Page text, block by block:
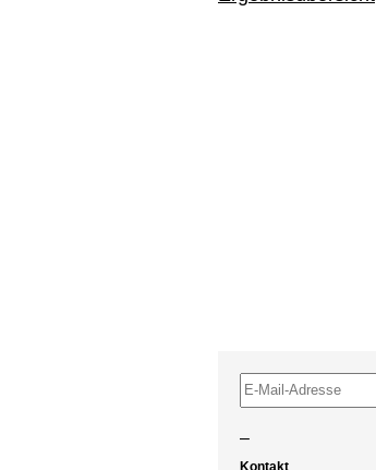
–
Kontakt